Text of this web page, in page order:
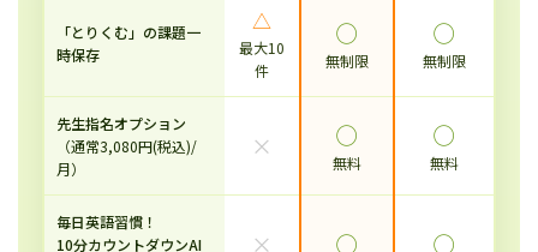
「とりくむ」の課題一
時保存
△
最大10
件
◯
無制限
◯
無制限
先生指名オプション
（通常3,080円(税込)/
月）
× ◯
無料
◯
無料
毎日英語習慣！
10分カウントダウンAI
× ◯ ◯